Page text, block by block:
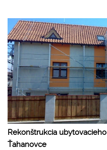
Rekonštrukcia
Ťahanovce